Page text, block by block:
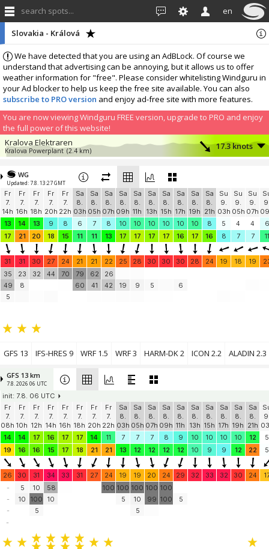
search spots... en
We have detected that you are using an AdBLock. Of course we
understand that advertising can be annoying, but it allows us to offer
weather information for "free". Please consider whitelisting Windguru in
your Ad blocker to help us keep the free site available. You can also
subscribe to PRO version and enjoy ad-free site with more features.
You are now viewing Windguru FREE version, upgrade to PRO and enjoy
the full power of this website!
Slovakia - Králová
Kralova Elektraren
Kralova Powerplant (2.4 km) 17.3 knots
PG Oresany
PG Oresany (40.5 km)
Sĺňava Piešťany
Slnava - Lodenica (41.3 km)
6.1 knots
Dunaj, Zdrž Hrušov
Dunaj, Zdrž Hrušov (46 km) 16.8 knots
Add your station...
WG
Updated: 7.8. 13:27 GMT
Fr
7.
14h
Fr
7.
16h
Fr
7.
18h
Fr
7.
20h
Fr
7.
22h
Sa
8.
03h
Sa
8.
05h
Sa
8.
07h
Sa
8.
09h
Sa
8.
11h
Sa
8.
13h
Sa
8.
15h
Sa
8.
17h
Sa
8.
19h
Sa
8.
21h
Su
9.
03h
Su
9.
05h
Su
9.
07h
13
14 13 9 8 6 7 8 10 10 10 10 10 10 8 5 4 4
6
17
21 20 18 15 11 11 13 17 17 17 17 16 17 16 8 7 7 11
31 31 30 27 24 21 21 22 25 28 30 30 30 28 24 19 18 19
35
49
5
23
8
32 44 70
79
60
62
41
26
42
19 9 5 6
GFS 13 IFS-HRES 9 WRF 1.5 WRF 3 HARM-DK 2 ICON 2.2 ALADIN 2.3
GFS 13 km
7.8. 2026 06 UTC
init: 7.8. 06 UTC
Fr
7.
08h
Fr
7.
10h
Fr
7.
12h
Fr
7.
14h
Fr
7.
16h
Fr
7.
18h
Fr
7.
20h
Fr
7.
22h
Sa
8.
03h
Sa
8.
05h
Sa
8.
07h
Sa
8.
09h
Sa
8.
11h
Sa
8.
13h
Sa
8.
15h
Sa
8.
17h
Sa
8.
19h
Sa
8.
21h
14
14 17 16 17 17 14 11 7 7 7 8 9 10 10 10 10 12
5
19
16 16 15 17 18 21 21 13 12 12 12 12 10 9 9 12 22 5
26 30 31 34 33 31 27 24 19 19 20 24 29 32 33 32 30 24
-
-
-
5
10
10
100
5
58
10
100 100
5
100
10
5
100
99
100
100
5
-